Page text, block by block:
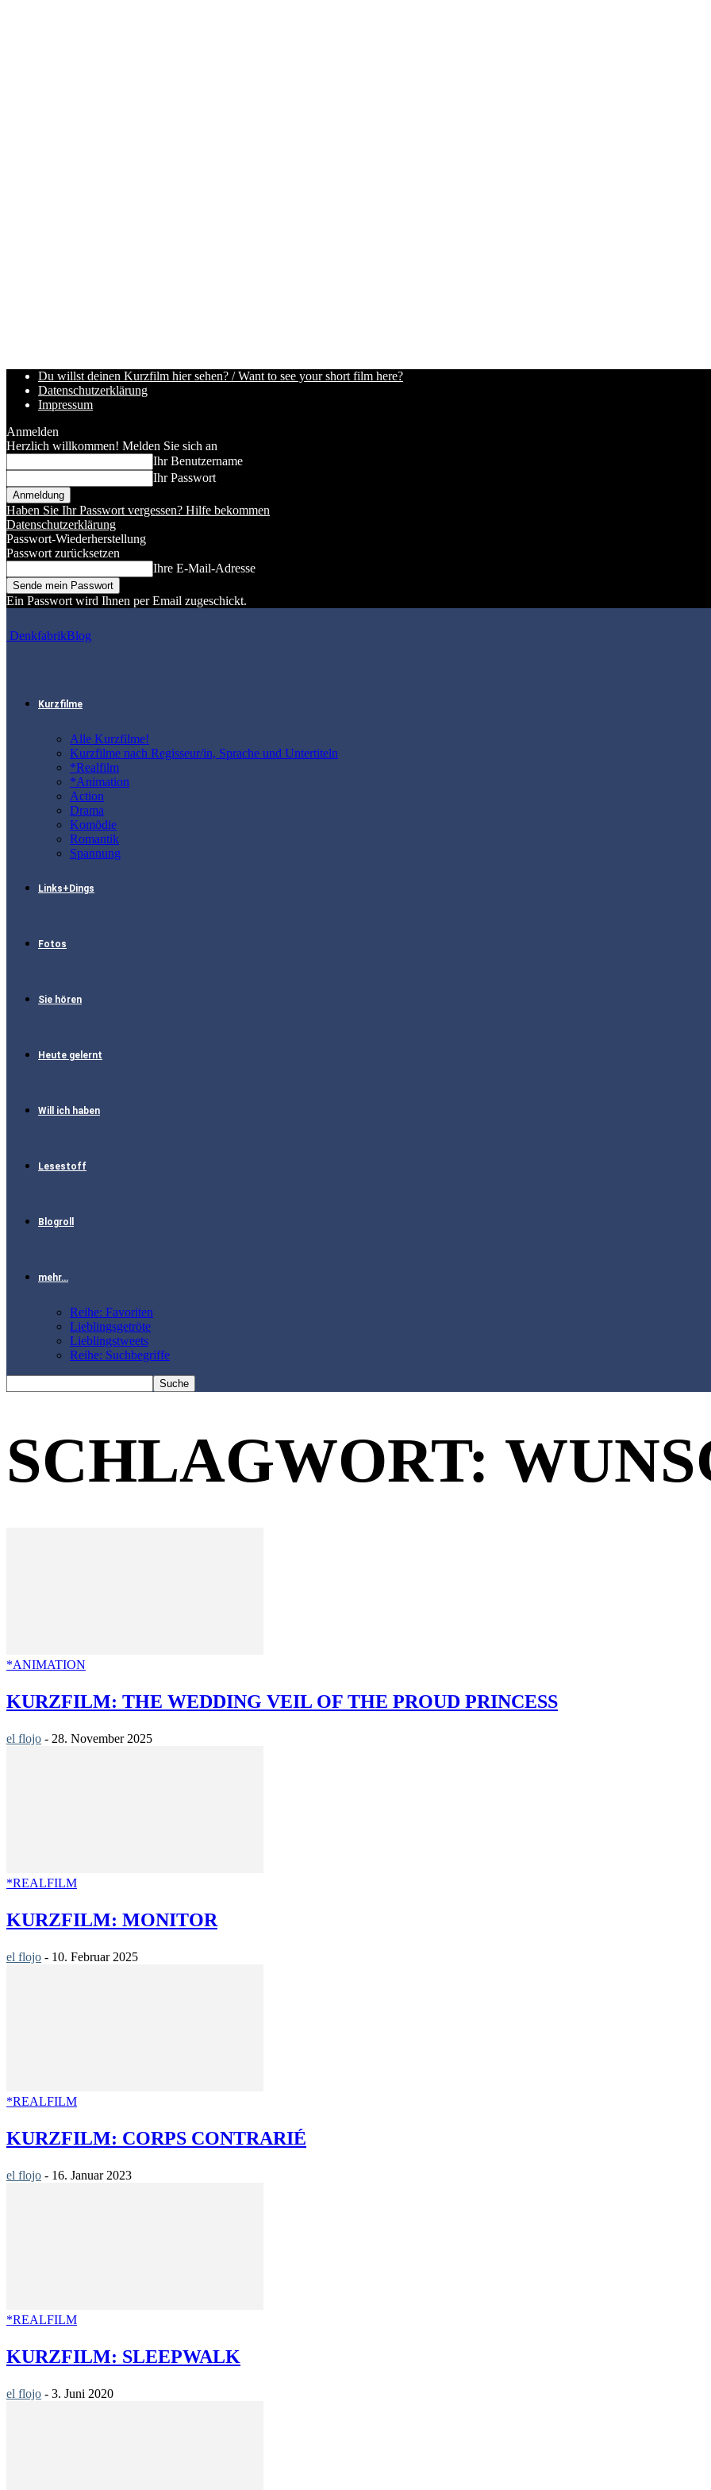
Du willst deinen Kurzfilm hier sehen? / Want to see your short film here?
Datenschutzerklärung
Impressum
Anmelden
Herzlich willkommen! Melden Sie sich an
Ihr Benutzername
Ihr Passwort
Haben Sie Ihr Passwort vergessen? Hilfe bekommen
Datenschutzerklärung
Passwort-Wiederherstellung
Passwort zurücksetzen
Ihre E-Mail-Adresse
Ein Passwort wird Ihnen per Email zugeschickt.
DenkfabrikBlog
Kurzfilme
Alle Kurzfilme!
Kurzfilme nach Regisseur/in, Sprache und Untertiteln
*Realfilm
*Animation
Action
Drama
Komödie
Romantik
Spannung
Links+Dings
Fotos
Sie hören
Heute gelernt
Will ich haben
Lesestoff
Blogroll
mehr…
Reihe: Favoriten
Lieblingsgetröte
Lieblingstweets
Reihe: Suchbegriffe
SCHLAGWORT:
*ANIMATION
KURZFILM: THE WEDDING VEIL OF THE PROUD PRINCESS
el flojo - 28. November 2025
*REALFILM
KURZFILM: MONITOR
el flojo - 10. Februar 2025
*REALFILM
KURZFILM: CORPS CONTRARIÉ
el flojo - 16. Januar 2023
*REALFILM
KURZFILM: SLEEPWALK
el flojo - 3. Juni 2020